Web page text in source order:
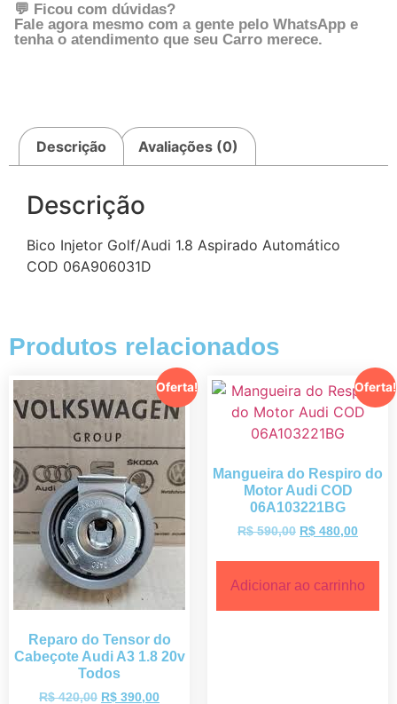
💬 Ficou com dúvidas?
Fale agora mesmo com a gente pelo WhatsApp e
tenha o atendimento que seu Carro merece.
Descrição Avaliações (0)
Descrição
Bico Injetor Golf/Audi 1.8 Aspirado Automático
COD 06A906031D
Produtos relacionados
Oferta!
Reparo do Tensor do
Cabeçote Audi A3 1.8 20v
Todos
R$420,00 R$ 390,00
Oferta!
Mangueira do Respiro do
Motor Audi COD
06A103221BG
R$590,00 R$ 480,00
Adicionar ao carrinho